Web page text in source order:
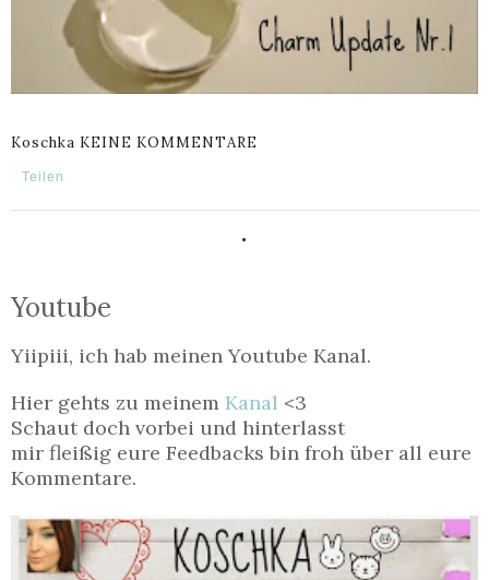
Koschka KEINE KOMMENTARE
Teilen
.
Youtube
Yiipiii, ich hab meinen Youtube Kanal.
Hier gehts zu meinem Kanal <3
Schaut doch vorbei und hinterlasst
mir fleißig eure Feedbacks bin froh über all eure
Kommentare.